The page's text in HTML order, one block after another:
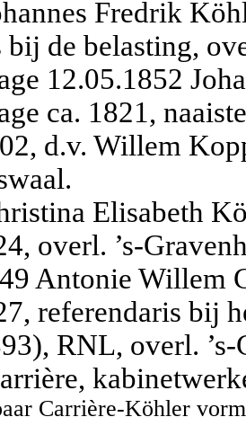
Fredrik
de belasting,
12.05.1852
ca. 1821,
d.v. Willem
Elisabeth
overl. ’s-
Antonie Willem
referendaris bij
RNL, overl.
Carrière-Köhler